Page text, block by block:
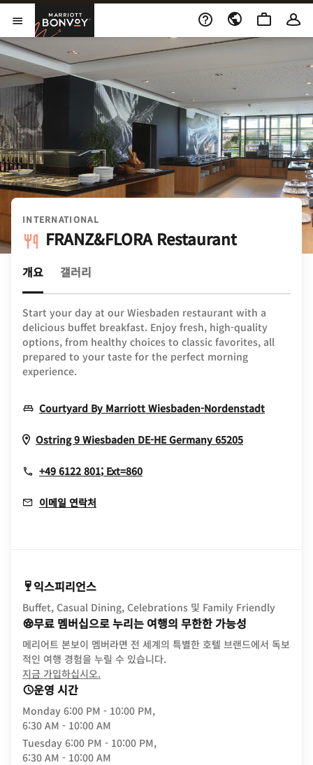
Skip to Content
메뉴 열기
Marriott Bonvoy
INTERNATIONAL
FRANZ&FLORA Restaurant
개요 갤러리
Start your day at our Wiesbaden restaurant with a
delicious buffet breakfast. Enjoy fresh, high-quality
options, from healthy choices to classic favorites, all
prepared to your taste for the perfect morning
experience.
Courtyard By Marriott Wiesbaden-NordenstadtOpens
Ostring 9 Wiesbaden DE-HE Germany 65205Opens In
+49 6122 801; Ext=860
이메일 연락처
익스피리언스
Buffet, Casual Dining, Celebrations 및 Family Friendly
무료 멤버십으로 누리는 여행의 무한한 가능성
메리어트 본보이 멤버라면 전 세계의 특별한 호텔 브랜드에서 독보
적인 여행 경험을 누릴 수 있습니다.
지금 가입하십시오.
운영 시간
Monday 6:00 PM - 10:00 PM,
6:30 AM - 10:00 AM
Tuesday 6:00 PM - 10:00 PM,
6:30 AM - 10:00 AM